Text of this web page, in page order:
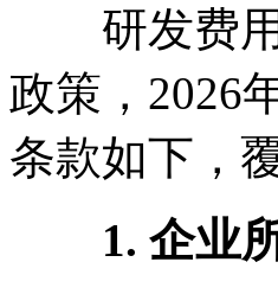
研发费用
政策，2026
条款如下，
1. 企业所